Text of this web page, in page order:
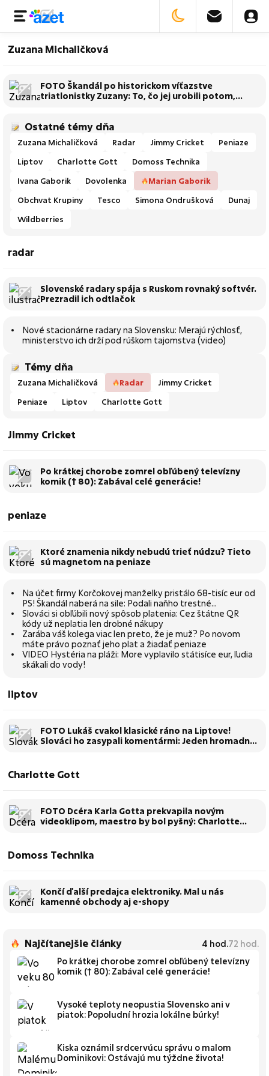
Najčítanejšie články 4 hod.72 hod.
Po krátkej chorobe zomrel obľúbený televízny
komik († 80): Zabával celé generácie!
Vysoké teploty neopustia Slovensko ani v
piatok: Popoludní hrozia lokálne búrky!
Kiska oznámil srdcervúcu správu o malom
Dominikovi: Ostávajú mu týždne života!
Zuzana Michaličková
FOTO Škandál po historickom víťazstve
triatlonistky Zuzany: To, čo jej urobili potom,
Ostatné témy dňa
Zuzana Michaličková Radar Jimmy Cricket
Peniaze
Liptov
Charlotte Gott
Domoss Technika
Ivana Gaborik
Dovolenka
Marian Gaborik
Obchvat Krupiny
Tesco Simona Ondrušková
Dunaj
Wildberries
radar
Slovenské radary spája s Ruskom rovnaký softvér.
Prezradil ich odtlačok
Nové stacionárne radary na Slovensku: Merajú rýchlosť,
ministerstvo ich drží pod rúškom tajomstva (video)
Témy dňa
Zuzana Michaličková Radar
Jimmy Cricket
Peniaze
Liptov Charlotte Gott
Jimmy Cricket
Po krátkej chorobe zomrel obľúbený televízny
komik († 80): Zabával celé generácie!
peniaze
Ktoré znamenia nikdy nebudú trieť núdzu? Tieto
sú magnetom na peniaze
Na účet firmy Korčokovej manželky pristálo 68-tisíc eur od
PS! Škandál naberá na sile: Podali naňho trestné
oznámenie
Slováci si obľúbili nový spôsob platenia: Cez štátne QR
kódy už neplatia len drobné nákupy
Zarába váš kolega viac len preto, že je muž? Po novom
máte právo poznať jeho plat a žiadať peniaze
VIDEO Hystéria na pláži: More vyplavilo státisíce eur, ľudia
skákali do vody!
liptov
FOTO Lukáš cvakol klasické ráno na Liptove!
Slováci ho zasypali komentármi: Jeden hromadný
Charlotte Gott
FOTO Dcéra Karla Gotta prekvapila novým
videoklipom, maestro by bol pyšný: Charlotte
Domoss Technika
Končí ďalší predajca elektroniky. Mal u nás
kamenné obchody aj e-shopy